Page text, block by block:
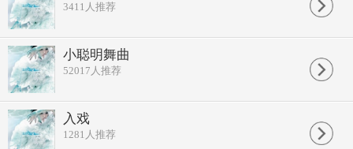
3411 人推荐
小聪明舞曲
52017 人推荐
入戏
1281 人推荐